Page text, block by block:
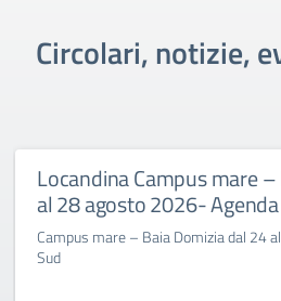
Circolari, notizie,
Locandina Campus mare
al 28 agosto 2026-
Campus mare – Baia Domizia dal 24
Sud